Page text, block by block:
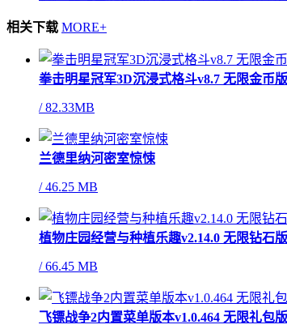
相关下载 MORE+
拳击明星冠军3D沉浸式格斗v8.7 无限金币版
/82.33MB
兰德里纳河密室惊悚
/46.25 MB
植物庄园经营与种植乐趣v2.14.0 无限钻石版
/66.45 MB
飞镖战争2内置菜单版本v1.0.464 无限礼包版